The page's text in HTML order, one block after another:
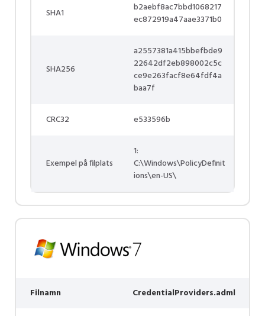
SHA1
b2aebf8ac7bbd1068217
ec872919a47aae3371b0
SHA256
a2557381a415bbefbde9
22642df2eb898002c5c
ce9e263facf8e64fdf4a
baa7f
CRC32 e533596b
Exempel på filplats
1:
C:\Windows\PolicyDefinit
ions\en-US\
Filnamn CredentialProviders.adml